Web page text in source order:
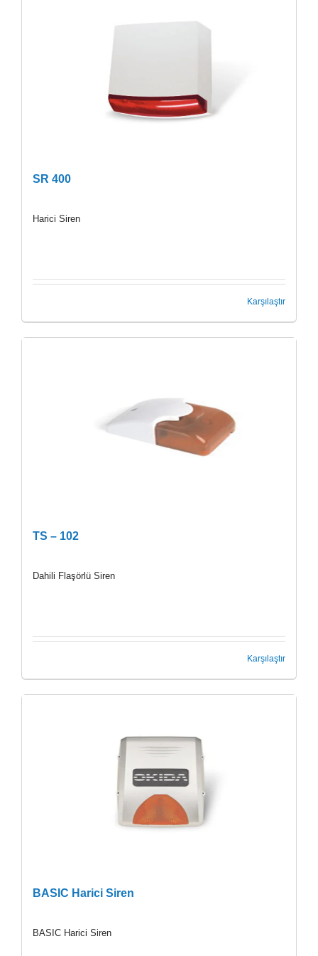
SR 400
Harici Siren
Karşılaştır
TS – 102
Dahili Flaşörlü Siren
Karşılaştır
BASIC Harici Siren
BASIC Harici Siren